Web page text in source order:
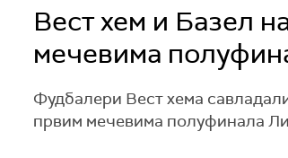
Вест хем и Базел
мечевима
Фудбалери Вест хема
првим мечевима полуфинала